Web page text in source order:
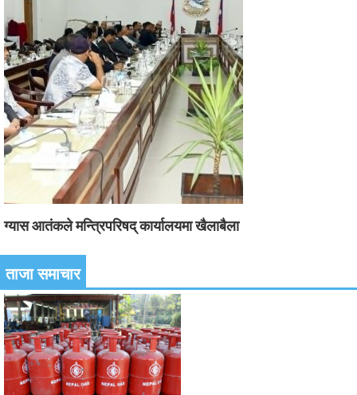
ग्यास आतंकले मन्त्रिपरिषद् कार्यालयमा खैलाबैला
ताजा समाचार